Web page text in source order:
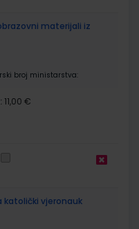
obrazovni materijali iz
broj ministarstva:
11,00 €
katolički vjeronauk